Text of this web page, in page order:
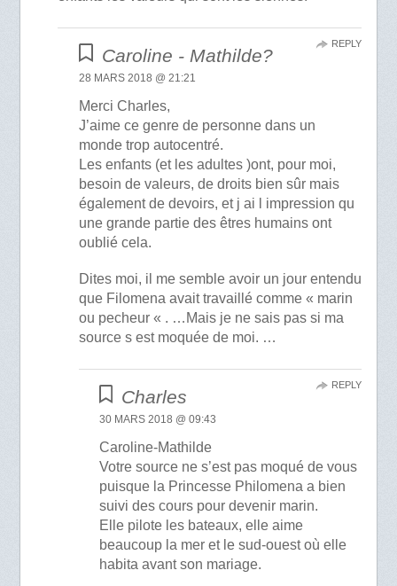
Caroline - Mathilde?
28 MARS 2018 @ 21:21
Merci Charles,
J’aime ce genre de personne dans un
monde trop autocentré.
Les enfants (et les adultes )ont, pour moi,
besoin de valeurs, de droits bien sûr mais
également de devoirs, et j ai l impression qu
une grande partie des êtres humains ont
oublié cela.
Dites moi, il me semble avoir un jour entendu
que Filomena avait travaillé comme « marin
ou pecheur « . …Mais je ne sais pas si ma
source s est moquée de moi. …
REPLY
Charles
30 MARS 2018 @ 09:43
Caroline-Mathilde
Votre source ne s’est pas moqué de vous
puisque la Princesse Philomena a bien
suivi des cours pour devenir marin.
Elle pilote les bateaux, elle aime
beaucoup la mer et le sud-ouest où elle
habita avant son mariage.
REPLY